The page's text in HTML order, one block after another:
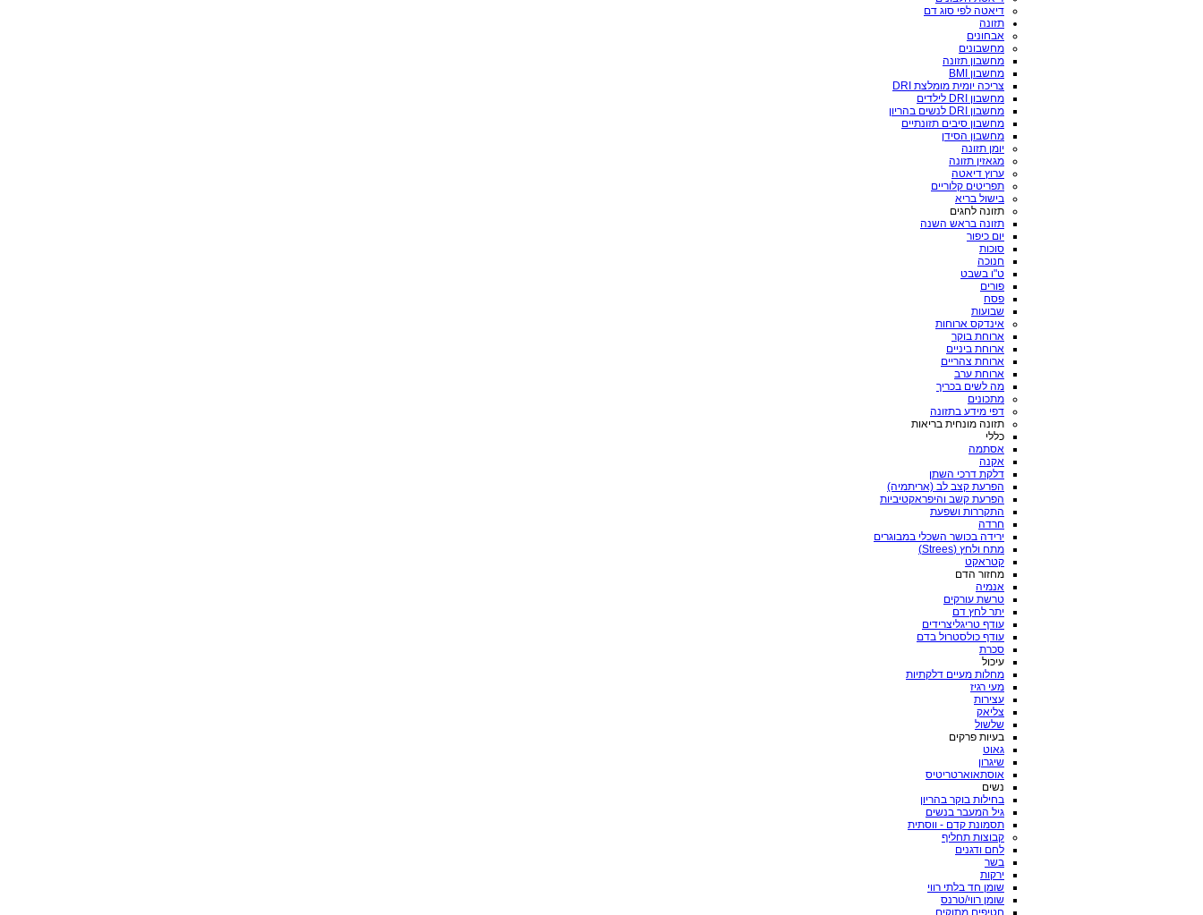
דיאטה לפי סוג דם
תזונה
אבחונים
מחשבונים
מחשבון תזונה
מחשבון BMI
צריכה יומית מומלצת DRI
מחשבון DRI לילדים
מחשבון DRI לנשים בהריון
מחשבון סיבים תזונתיים
מחשבון הסידן
יומן תזונה
מגאזין תזונה
ערוץ דיאטה
תפריטים קלוריים
בישול בריא
תזונה לחגים
תזונה בראש השנה
יום כיפור
סוכות
חנוכה
ט"ו בשבט
פורים
פסח
שבועות
אינדקס ארוחות
ארוחת בוקר
ארוחת ביניים
ארוחת צהריים
ארוחת ערב
מה לשים בכריך
מתכונים
דפי מידע בתזונה
תזונה מונחית בריאות
כללי
אסתמה
אקנה
דלקת דרכי השתן
הפרעת קצב לב (אריתמיה)
הפרעת קשב והיפראקטיביות
התקררות ושפעת
חרדה
ירידה בכושר השכלי במבוגרים
מתח ולחץ (Strees)
קטראקט
מחזור הדם
אנמיה
טרשת עורקים
יתר לחץ דם
עודף טריגליצרידים
עודף כולסטרול בדם
סכרת
עיכול
מחלות מעיים דלקתיות
מעי רגיז
עצירות
צליאק
שלשול
בעיות פרקים
גאוט
שיגרון
אוסתאוארטריטיס
נשים
בחילות בוקר בהריון
גיל המעבר בנשים
תסמונת קדם - ווסתית
קבוצות תחליף
לחם ודגנים
בשר
ירקות
שומן חד בלתי רווי
שומן רווי/טרנס
חטיפים מתוקים